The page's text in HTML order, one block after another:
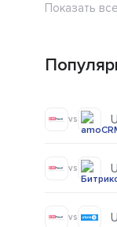
Показать
vs
vs
vs